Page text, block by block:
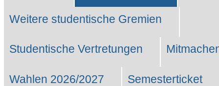
Weitere studentische Gremien
Studentische Vertretungen
Wahlen 2026/2027 Semesterticket